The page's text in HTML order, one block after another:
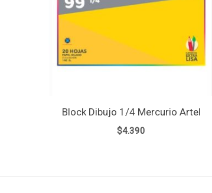
Block Dibujo 1/4 Mercurio Artel
$4.390